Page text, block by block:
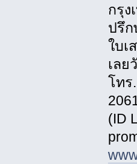
กรุง
ปรึก
ใบเ
เลย
โทร
(ID